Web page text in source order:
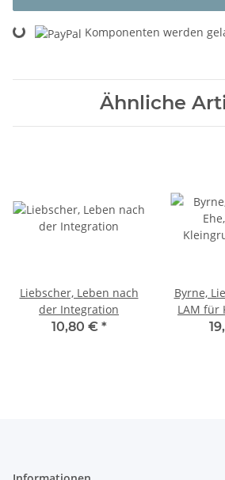
Loading... Komponenten werden
Ähnliche
Liebscher, Leben nach
der Integration
10,80 € *
Byrne,
LAM für
und